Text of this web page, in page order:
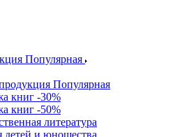
Популярная
Популярная
книг -30%
книг -50%
литература
детей и юношества